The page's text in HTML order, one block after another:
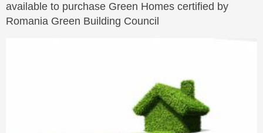
available to purchase Green Homes certified by
Romania Green Building Council